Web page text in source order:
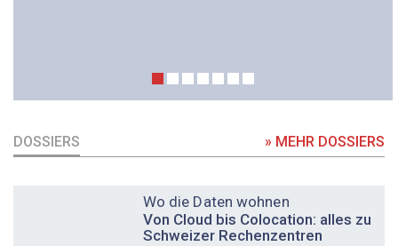
DOSSIERS » MEHR DOSSIERS
Wo die Daten wohnen
Von Cloud bis Colocation: alles zu
Schweizer Rechenzentren